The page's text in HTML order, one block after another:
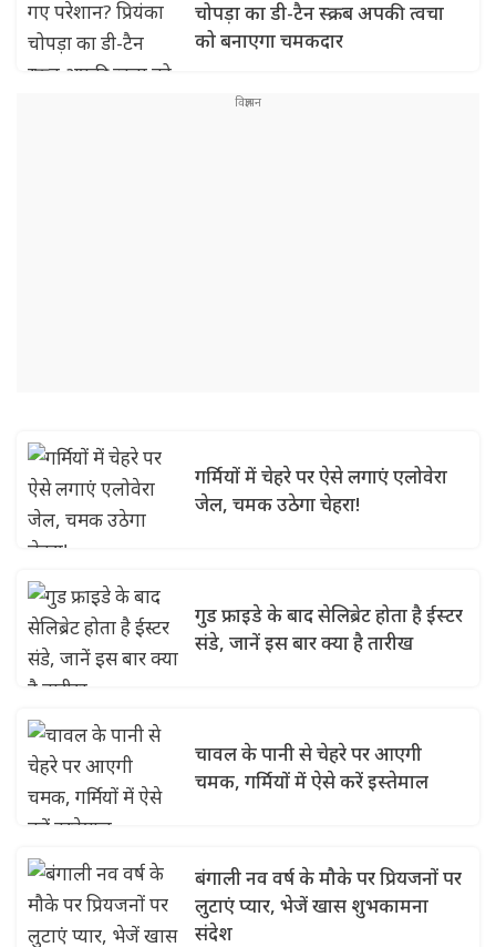
चोपड़ा का डी-टैन स्क्रब अपकी त्वचा
को बनाएगा चमकदार
गर्मियों में चेहरे पर ऐसे लगाएं एलोवेरा
जेल, चमक उठेगा चेहरा!
गुड फ्राइडे के बाद सेलिब्रेट होता है ईस्टर
संडे, जानें इस बार क्या है तारीख
चावल के पानी से चेहरे पर आएगी
चमक, गर्मियों में ऐसे करें इस्तेमाल
बंगाली नव वर्ष के मौके पर प्रियजनों पर
लुटाएं प्यार, भेजें खास शुभकामना
संदेश